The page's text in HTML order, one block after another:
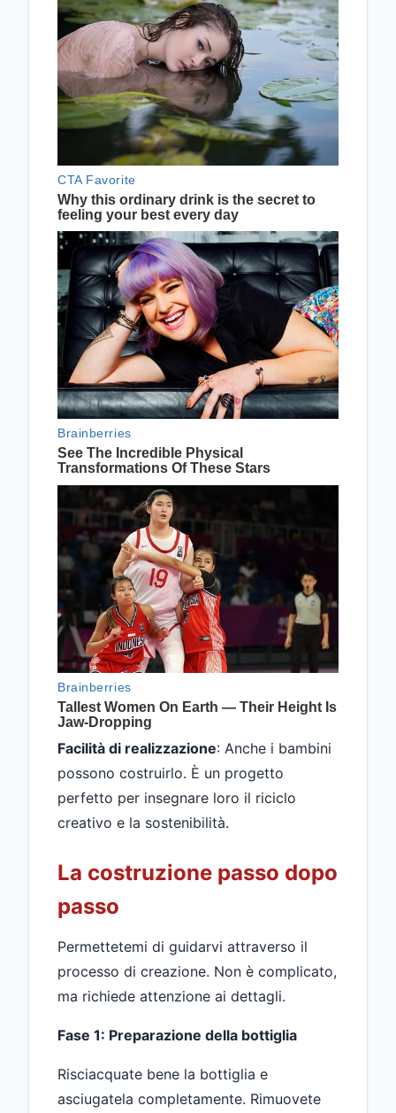
Facilità di realizzazione: Anche i bambini
possono costruirlo. È un progetto
perfetto per insegnare loro il riciclo
creativo e la sostenibilità.
La costruzione passo dopo
passo
Permettetemi di guidarvi attraverso il
processo di creazione. Non è complicato,
ma richiede attenzione ai dettagli.
Fase 1: Preparazione della bottiglia
Risciacquate bene la bottiglia e
asciugatela completamente. Rimuovete